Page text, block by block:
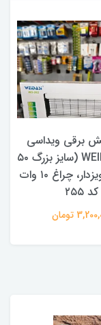
برقی ویداسی
مدل WEIDASI (سایز بزرگ ۵۰
سانت)، آویزدار، چراغ ۱۰ وات
کد ۲۵۵
تومان